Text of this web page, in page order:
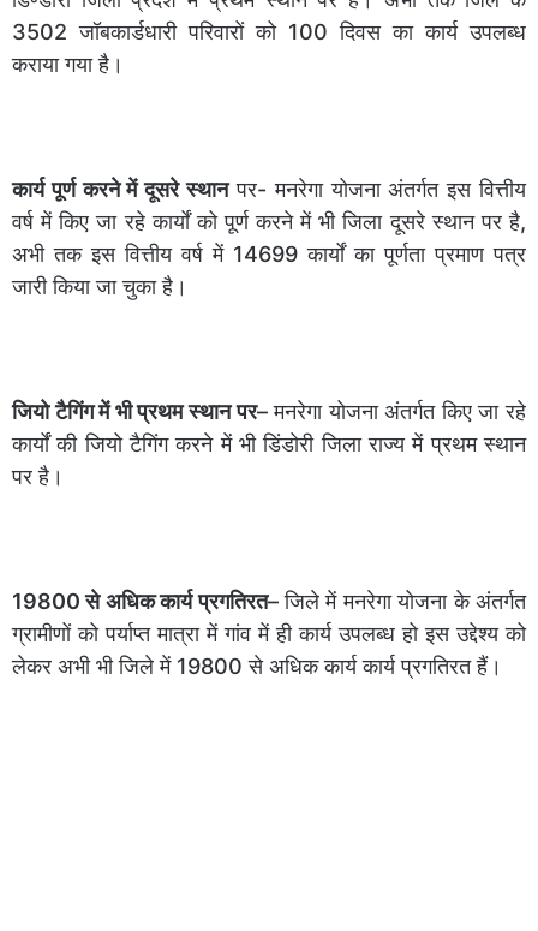
3502 जॉबकार्डधारी परिवारों को 100 दिवस का कार्य उपलब्ध
कराया गया है।
कार्य पूर्ण करने में दूसरे स्थानपर- मनरेगा योजना अंतर्गत इस वित्तीय
वर्ष में किए जा रहे कार्यों को पूर्ण करने में भी जिला दूसरे स्थान पर है,
अभी तक इस वित्तीय वर्ष में 14699 कार्यों का पूर्णता प्रमाण पत्र
जारी किया जा चुका है।
जियो टैगिंग में भी प्रथम स्थान पर– मनरेगा योजना अंतर्गत किए जा रहे
कार्यों की जियो टैगिंग करने में भी डिंडोरी जिला राज्य में प्रथम स्थान
पर है।
19800 से अधिक कार्य प्रगतिरत– जिले में मनरेगा योजना के अंतर्गत
ग्रामीणों को पर्याप्त मात्रा में गांव में ही कार्य उपलब्ध हो इस उद्देश्य को
लेकर अभी भी जिले में 19800 से अधिक कार्य कार्य प्रगतिरत हैं।